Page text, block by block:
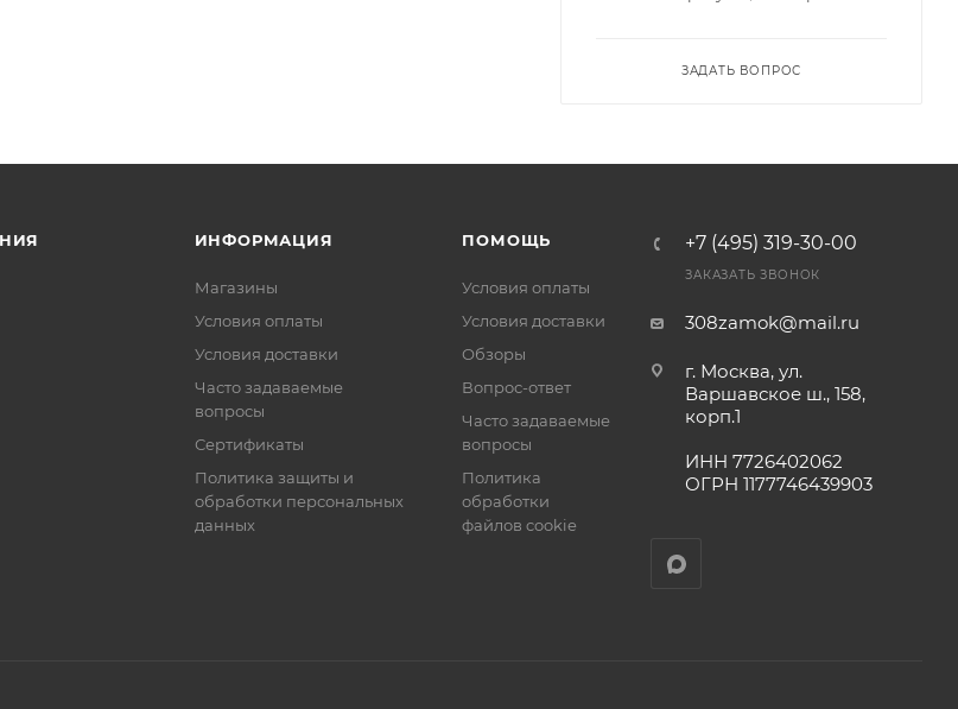
в высланном счете после проверки товара на
ЗАДАТЬ ВОПРОС
ИНФОРМАЦИЯ
Магазины
Условия оплаты
Условия доставки
Часто задаваемые
вопросы
Сертификаты
Политика защиты и
обработки персональных
данных
ПОМОЩЬ
Условия оплаты
Условия доставки
Обзоры
Вопрос-ответ
Часто задаваемые
вопросы
Политика
обработки
файлов cookie
+7 (495) 319-30-00
ЗАКАЗАТЬ ЗВОНОК
308zamok@mail.ru
г. Москва, ул.
Варшавское ш., 158,
корп.1
ИНН 7726402062
ОГРН 1177746439903